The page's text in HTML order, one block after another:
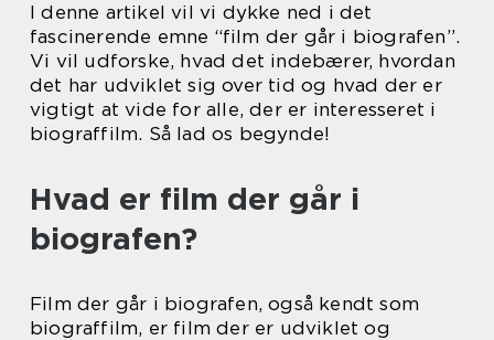
I denne artikel vil vi dykke ned i det
fascinerende emne “film der går i biografen”.
Vi vil udforske, hvad det indebærer, hvordan
det har udviklet sig over tid og hvad der er
vigtigt at vide for alle, der er interesseret i
biograffilm. Så lad os begynde!
Hvad er film der går i
biografen?
Film der går i biografen, også kendt som
biograffilm, er film der er udviklet og